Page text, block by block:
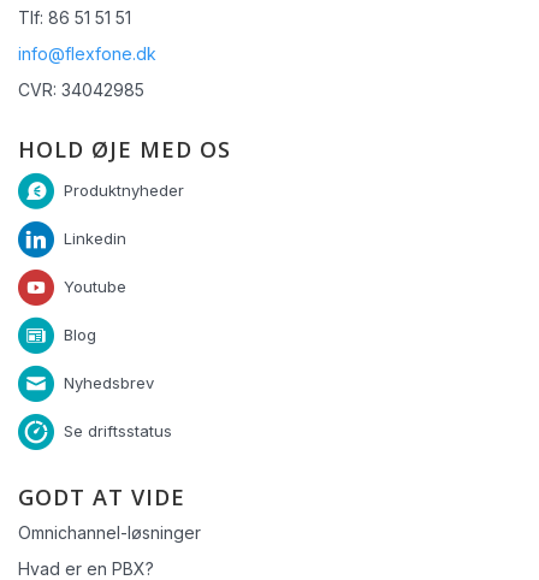
Tlf: 86 51 51 51
info@flexfone.dk
CVR: 34042985
HOLD ØJE MED OS
Produktnyheder
Linkedin
Youtube
Blog
Nyhedsbrev
Se driftsstatus
GODT AT VIDE
Omnichannel-løsninger
Hvad er en PBX?